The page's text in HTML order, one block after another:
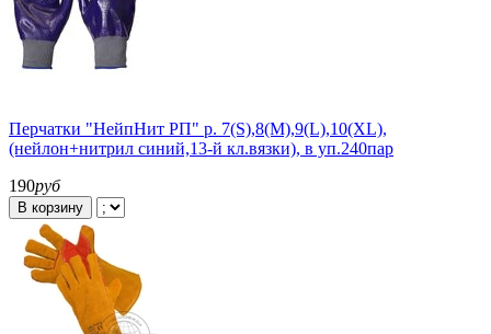
Перчатки "НейпНит РП" р. 7(S),8(M),9(L),10(XL),
(нейлон+нитрил синий,13-й кл.вязки), в уп.240пар
190руб
В корзину